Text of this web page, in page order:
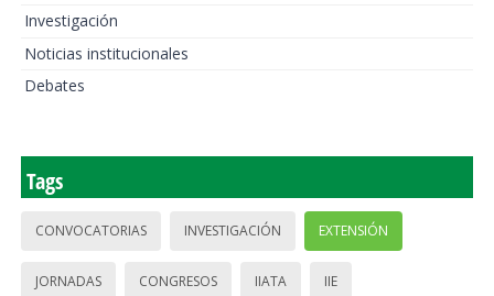
Investigación
Noticias institucionales
Debates
Tags
CONVOCATORIAS INVESTIGACIÓN EXTENSIÓN
JORNADAS CONGRESOS IIATA IIE